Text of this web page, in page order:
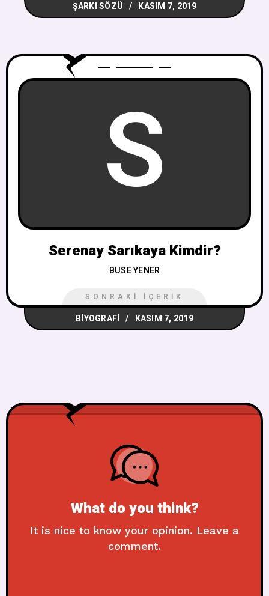
ŞARKI SÖZÜ KASIM 7, 2019
S
Serenay Sarıkaya Kimdir?
BUSE YENER
SONRAKI İÇERIK
BIYOGRAFI KASIM 7, 2019
What do you think?
It is nice to know your opinion. Leave a
comment.